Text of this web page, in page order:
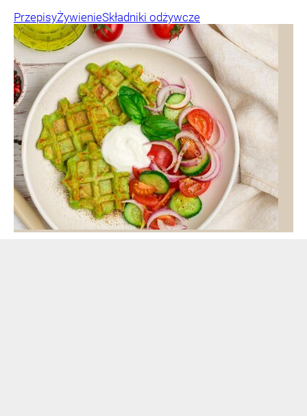
PrzepisyŻywienieSkładniki odżywcze